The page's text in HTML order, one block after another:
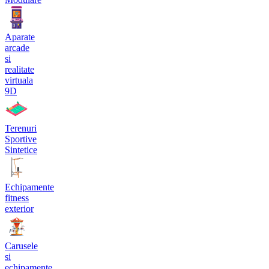
Aparate
arcade
si
realitate
virtuala
9D
Terenuri
Sportive
Sintetice
Echipamente
fitness
exterior
Carusele
si